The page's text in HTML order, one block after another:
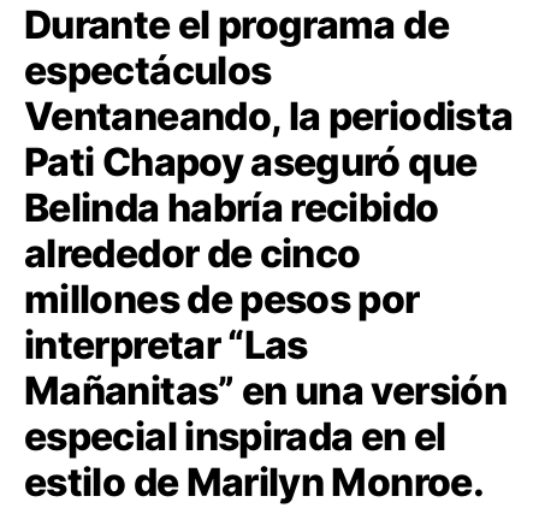
Durante el programa de
espectáculos
Ventaneando, la periodista
Pati Chapoy aseguró que
Belinda habría recibido
alrededor de cinco
millones de pesos por
interpretar “Las
Mañanitas” en una versión
especial inspirada en el
estilo de Marilyn Monroe.